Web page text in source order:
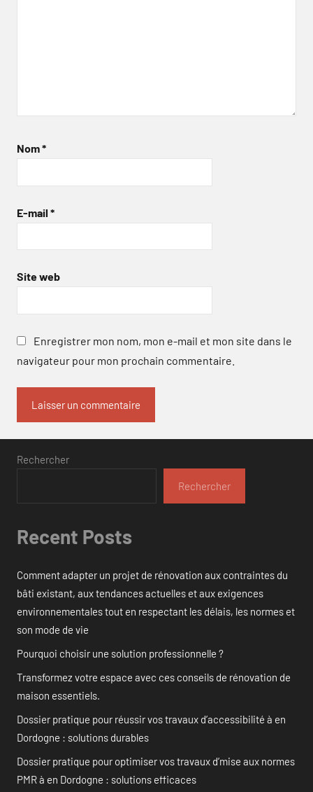
Nom*
E-mail *
Site web
Enregistrer mon nom, mon e-mail et mon site dans le
navigateur pour mon prochain commentaire.
Rechercher
Rechercher
Recent Posts
Comment adapter un projet de rénovation aux contraintes du
bâti existant, aux tendances actuelles et aux exigences
environnementales tout en respectant les délais, les normes et
son mode de vie
Pourquoi choisir une solution professionnelle ?
Transformez votre espace avec ces conseils de rénovation de
maison essentiels.
Dossier pratique pour réussir vos travaux d’accessibilité à en
Dordogne : solutions durables
Dossier pratique pour optimiser vos travaux d’mise aux normes
PMR à en Dordogne : solutions efficaces